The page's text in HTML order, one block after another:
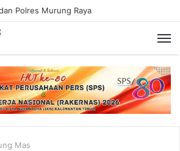
MTQ Korpri VIII Kalimantan Tengah
Mas